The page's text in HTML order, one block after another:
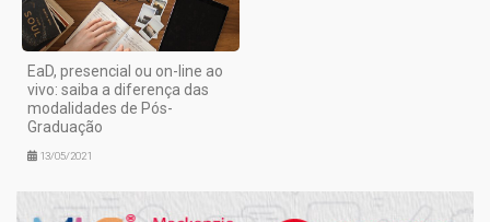
EaD, presencial ou on-line ao
vivo: saiba a diferença das
modalidades de Pós-
Graduação
13/05/2021